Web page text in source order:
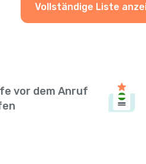
Vollständige Liste
vor dem Anruf